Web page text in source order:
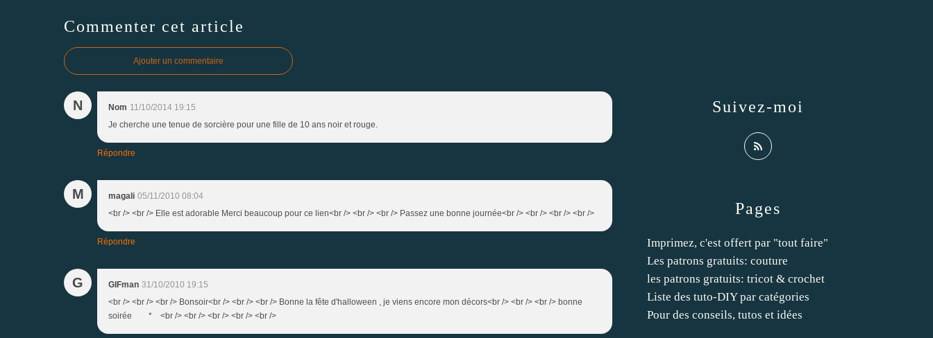
Commenter cet article
Ajouter un commentaire
N Nom 11/10/2014 19:15
Je cherche une tenue de sorcière pour une fille de 10 ans noir et rouge.
Répondre
M magali 05/11/2010 08:04
<br /> <br /> Elle est adorable Merci beaucoup pour ce lien<br /> <br /> <br /> Passez une bonne journée<br /> <br /> <br /> <br />
Répondre
G GIFman 31/10/2010 19:15
<br /> <br /> <br /> Bonsoir<br /> <br /> <br /> Bonne la fête d'halloween , je viens encore mon décors<br /> <br /> <br /> bonne
soirée * <br /> <br /> <br /> <br /> <br />
Pages
Imprimez, c'est offert par "tout faire"
Les patrons gratuits: couture
les patrons gratuits: tricot & crochet
Liste des tuto-DIY par catégories
Pour des conseils, tutos et idées
Suivez-moi